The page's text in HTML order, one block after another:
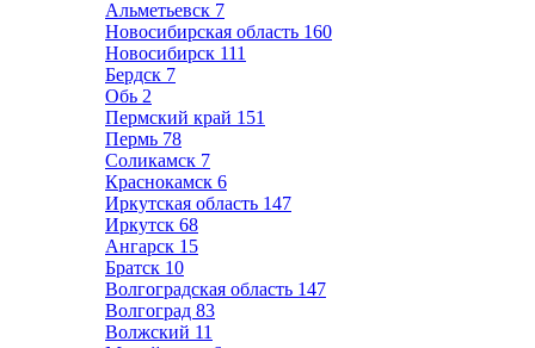
Альметьевск 7
Новосибирская область 160
Новосибирск 111
Бердск 7
Обь 2
Пермский край 151
Пермь 78
Соликамск 7
Краснокамск 6
Иркутская область 147
Иркутск 68
Ангарск 15
Братск 10
Волгоградская область 147
Волгоград 83
Волжский 11